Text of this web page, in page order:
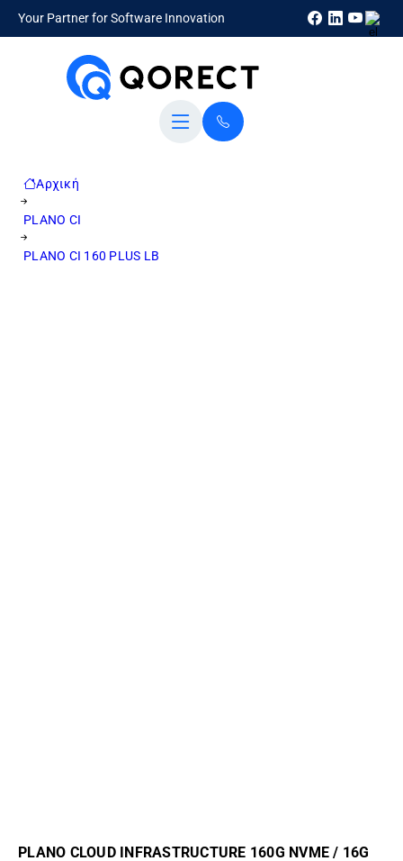
Your Partner for Software Innovation
Αρχική
PLANO CI
PLANO CI 160 PLUS LB
PLANO CLOUD INFRASTRUCTURE 160G NVME / 16G